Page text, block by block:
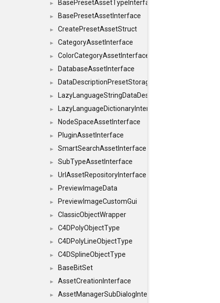
► BasePresetAssetTypeInterface
► BasePresetAssetInterface
► CreatePresetAssetStruct
► CategoryAssetInterface
► ColorCategoryAssetInterface
► DatabaseAssetInterface
► DataDescriptionPresetStorageInterface
►
► LazyLanguageDictionaryInterface
► NodeSpaceAssetInterface
► PluginAssetInterface
► SmartSearchAssetInterface
► SubTypeAssetInterface
► UrlAssetRepositoryInterface
► PreviewImageData
► PreviewImageCustomGui
► ClassicObjectWrapper
► C4DPolyObjectType
► C4DPolyLineObjectType
► C4DSplineObjectType
► BaseBitSet
► AssetCreationInterface
► AssetManagerSubDialogInterface